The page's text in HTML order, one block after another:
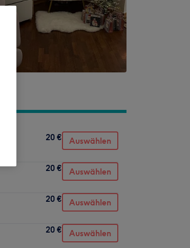
20 € Auswählen
20 € Auswählen
20 € Auswählen
20 € Auswählen